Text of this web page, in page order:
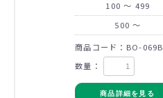
100 ～ 499
500 ～
商品コード：BO-069B
数量：
商品詳細を見る